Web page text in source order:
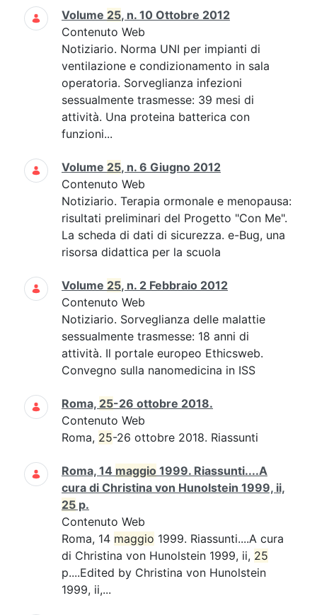
Volume 25, n. 10 Ottobre 2012
Contenuto Web
Notiziario. Norma UNI per impianti di
ventilazione e condizionamento in sala
operatoria. Sorveglianza infezioni
sessualmente trasmesse: 39 mesi di
attività. Una proteina batterica con
funzioni...
Volume 25, n. 6 Giugno 2012
Contenuto Web
Notiziario. Terapia ormonale e menopausa:
risultati preliminari del Progetto "Con Me".
La scheda di dati di sicurezza. e-Bug, una
risorsa didattica per la scuola
Volume 25, n. 2 Febbraio 2012
Contenuto Web
Notiziario. Sorveglianza delle malattie
sessualmente trasmesse: 18 anni di
attività. Il portale europeo Ethicsweb.
Convegno sulla nanomedicina in ISS
Roma, 25-26 ottobre 2018.
Contenuto Web
Roma, 25-26 ottobre 2018. Riassunti
Roma, 14 maggio 1999. Riassunti....A
cura di Christina von Hunolstein 1999, ii,
25 p.
Contenuto Web
Roma, 14 maggio 1999. Riassunti....A cura
di Christina von Hunolstein 1999, ii, 25
p....Edited by Christina von Hunolstein
1999, ii,...